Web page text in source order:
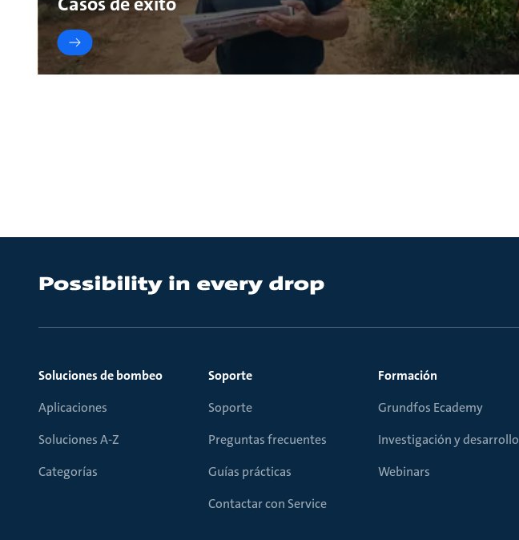
Soluciones de bombeo
Aplicaciones
Soluciones A-Z
Categorías
Soporte
Soporte
Preguntas frecuentes
Guías prácticas
Contactar con Service
Formación
Grundfos Ecademy
Investigación y desarrollo
Webinars